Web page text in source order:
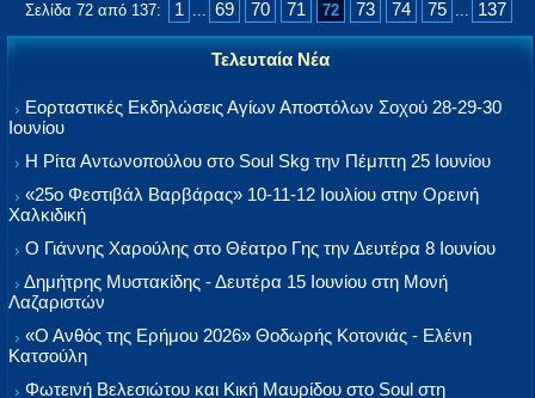
Σελίδα 72 από 137: 1 ... 69 70 71 72 73 74 75 ... 137
Τελευταία Νέα
Εορταστικές Εκδηλώσεις Αγίων Αποστόλων Σοχού 28-29-30
Ιουνίου
Η Ρίτα Αντωνοπούλου στο Soul Skg την Πέμπτη 25 Ιουνίου
«25ο Φεστιβάλ Βαρβάρας» 10-11-12 Ιουλίου στην Ορεινή
Χαλκιδική
Ο Γιάννης Χαρούλης στο Θέατρο Γης την Δευτέρα 8 Ιουνίου
Δημήτρης Μυστακίδης - Δευτέρα 15 Ιουνίου στη Μονή
Λαζαριστών
«Ο Ανθός της Ερήμου 2026» Θοδωρής Κοτονιάς - Ελένη
Κατσούλη
Φωτεινή Βελεσιώτου και Κική Μαυρίδου στο Soul στη